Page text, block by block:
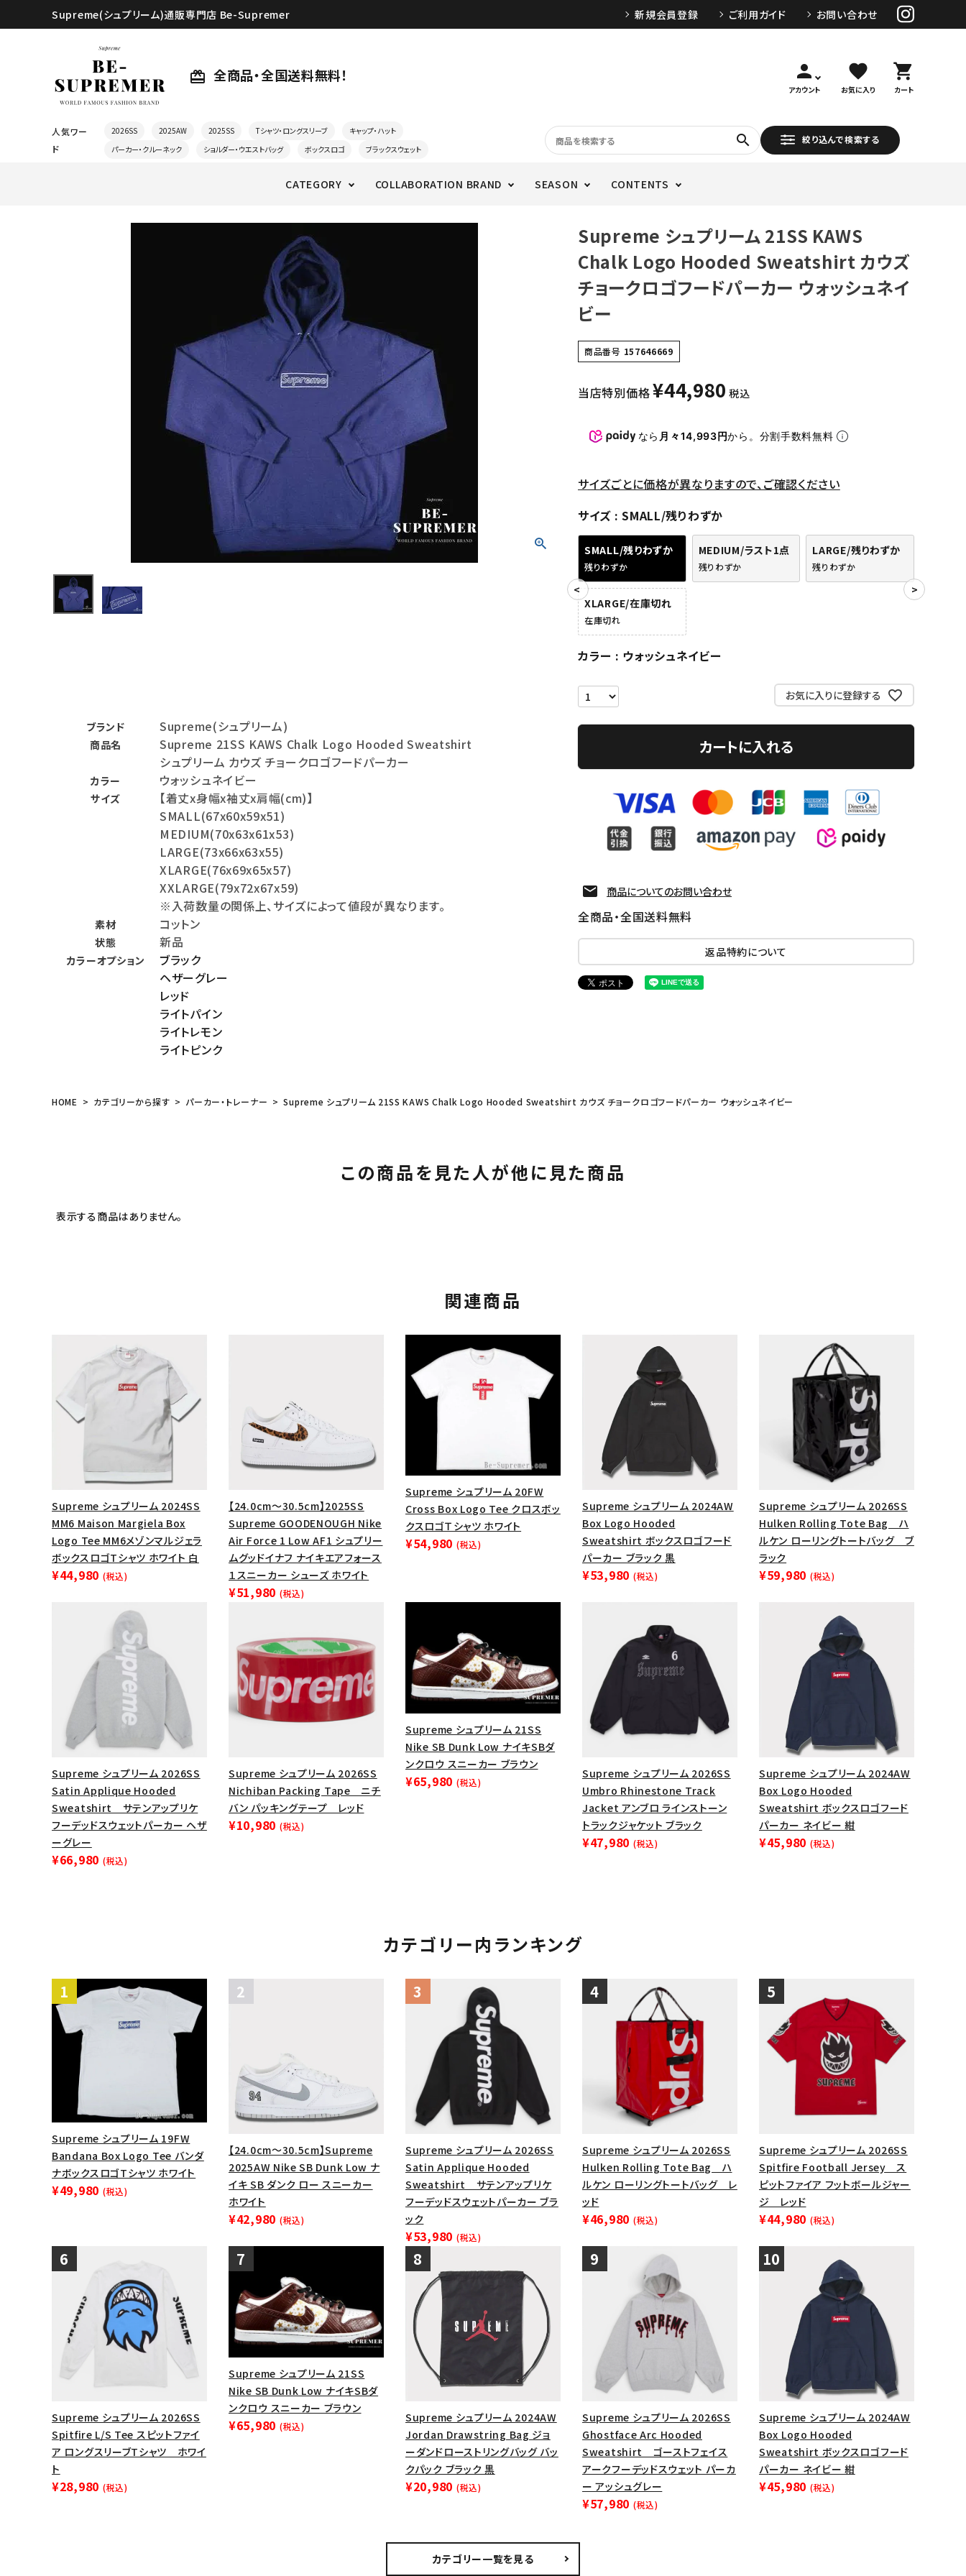
Supreme(シュプリーム)通販専門店 Be-Supremer 新規会員登録 ご利用ガイド お問い合わせ
card_giftcard 全商品・全国送料無料！ person
アカウント
favorite
お気に入り
shopping_cart
カート
人気ワー
ド
2026SS 2025AW 2025SS Tシャツ・ロングスリーブ
キャップ・ハット
パーカー・クルーネック
ショルダー・ウエストバッグ ボックスロゴ ブラックスウェット
search 絞り込んで検索する
CATEGORY COLLABORATION BRAND SEASON CONTENTS
キーワードから探す
search
カテゴリーから探す コラボレーションブランドから探す
シーズンから探す 価格から探す 人気ワード
キャップ・ハット
ショルダー・ウエストバッグ
ボックスロゴ
ブラックスウェット
在庫のない商品を表示する
絞り込んで検索する
ジャケット・アウター
キャップ・ハット
スニーカー・ブーツ
ACCOUNT MENU
ようこそ ゲスト 様
会員登録
ブランド Supreme(シュプリーム)
商品名
Supreme 21SS KAWS Chalk Logo Hooded Sweatshirt
シュプリーム カウズ チョークロゴフードパーカー
カラー ウォッシュネイビー
サイズ
【着丈x身幅x袖丈x肩幅(cm)】
SMALL(67x60x59x51)
MEDIUM(70x63x61x53)
LARGE(73x66x63x55)
XLARGE(76x69x65x57)
XXLARGE(79x72x67x59)
※入荷数量の関係上、サイズによって値段が異なります。
素材 コットン
状態 新品
カラーオプション
ブラック
ヘザーグレー
レッド
ライトパイン
ライトレモン
ライトピンク
Supreme シュプリーム 21SS KAWS
Chalk Logo Hooded Sweatshirt カウズ
チョークロゴフードパーカー ウォッシュネイ
ビー
商品番号 157646669
当店特別価格¥44,980 税込
なら 月々14,993円から。分割手数料無料
サイズごとに価格が異なりますので、ご確認ください
サイズ
SMALL/残りわずか
SMALL/残りわずか
残りわずか
MEDIUM/ラスト1点
残りわずか
LARGE/残りわずか
残りわずか
XLARGE/在庫切れ
在庫切れ
カラー ウォッシュネイビー
お気に入りに登録する
カートに入れる
商品についてのお問い合わせ
全商品・全国送料無料
返品特約について
HOME カテゴリーから探す パーカー・トレーナー Supreme シュプリーム 21SS KAWS Chalk Logo Hooded Sweatshirt カウズ チョークロゴフードパーカー ウォッシュネイビー
この商品を見た人が他に見た商品
表示する商品はありません。
関連商品
Supreme シュプリーム 2024SS
MM6 Maison Margiela Box
Logo Tee MM6メゾンマルジェラ
ボックスロゴTシャツ ホワイト 白
¥44,980 (税込)
【24.0cm～30.5cm】2025SS
Supreme GOODENOUGH Nike
Air Force 1 Low AF1 シュプリー
ムグッドイナフ ナイキエアフォース
１スニーカー シューズ ホワイト
¥51,980 (税込)
Supreme シュプリーム 20FW
Cross Box Logo Tee クロスボッ
クスロゴＴシャツ ホワイト
¥54,980 (税込)
Supreme シュプリーム 2024AW
Box Logo Hooded
Sweatshirt ボックスロゴフード
パーカー ブラック 黒
¥53,980 (税込)
Supreme シュプリーム 2026SS
Hulken Rolling Tote Bag ハ
ルケン ローリングトートバッグ ブ
ラック
¥59,980 (税込)
Supreme シュプリーム 2026SS
Satin Applique Hooded
Sweatshirt サテンアップリケ
フーデッドスウェットパーカー ヘザ
ーグレー
¥66,980 (税込)
Supreme シュプリーム 2026SS
Nichiban Packing Tape ニチ
バン パッキングテープ レッド
¥10,980 (税込)
Supreme シュプリーム 21SS
Nike SB Dunk Low ナイキSBダ
ンクロウ スニーカー ブラウン
¥65,980 (税込)
Supreme シュプリーム 2026SS
Umbro Rhinestone Track
Jacket アンブロ ラインストーン
トラックジャケット ブラック
¥47,980 (税込)
Supreme シュプリーム 2024AW
Box Logo Hooded
Sweatshirt ボックスロゴフード
パーカー ネイビー 紺
¥45,980 (税込)
カテゴリー内ランキング
Supreme シュプリーム 19FW
Bandana Box Logo Tee バンダ
ナボックスロゴTシャツ ホワイト
¥49,980 (税込)
【24.0cm～30.5cm】Supreme
2025AW Nike SB Dunk Low ナ
イキ SB ダンク ロー スニーカー
ホワイト
¥42,980 (税込)
Supreme シュプリーム 2026SS
Satin Applique Hooded
Sweatshirt サテンアップリケ
フーデッドスウェットパーカー ブラ
ック
¥53,980 (税込)
Supreme シュプリーム 2026SS
Hulken Rolling Tote Bag ハ
ルケン ローリングトートバッグ レ
ッド
¥46,980 (税込)
Supreme シュプリーム 2026SS
Spitfire Football Jersey ス
ピットファイア フットボールジャー
ジ レッド
¥44,980 (税込)
Supreme シュプリーム 2026SS
Spitfire L/S Tee スピットファイ
ア ロングスリーブTシャツ ホワイ
ト
¥28,980 (税込)
Supreme シュプリーム 21SS
Nike SB Dunk Low ナイキSBダ
ンクロウ スニーカー ブラウン
¥65,980 (税込)
Supreme シュプリーム 2024AW
Jordan Drawstring Bag ジョ
ーダンドローストリングバッグ バッ
クパック ブラック 黒
¥20,980 (税込)
Supreme シュプリーム 2026SS
Ghostface Arc Hooded
Sweatshirt ゴーストフェイス
アークフーデッドスウェット パーカ
ー アッシュグレー
¥57,980 (税込)
Supreme シュプリーム 2024AW
Box Logo Hooded
Sweatshirt ボックスロゴフード
パーカー ネイビー 紺
¥45,980 (税込)
カテゴリー一覧を見る